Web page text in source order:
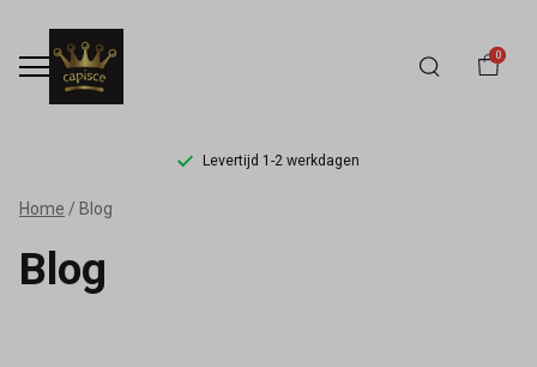
0
Levertijd 1-2 werkdagen
Blog
Capisce
Home Blog
Blog